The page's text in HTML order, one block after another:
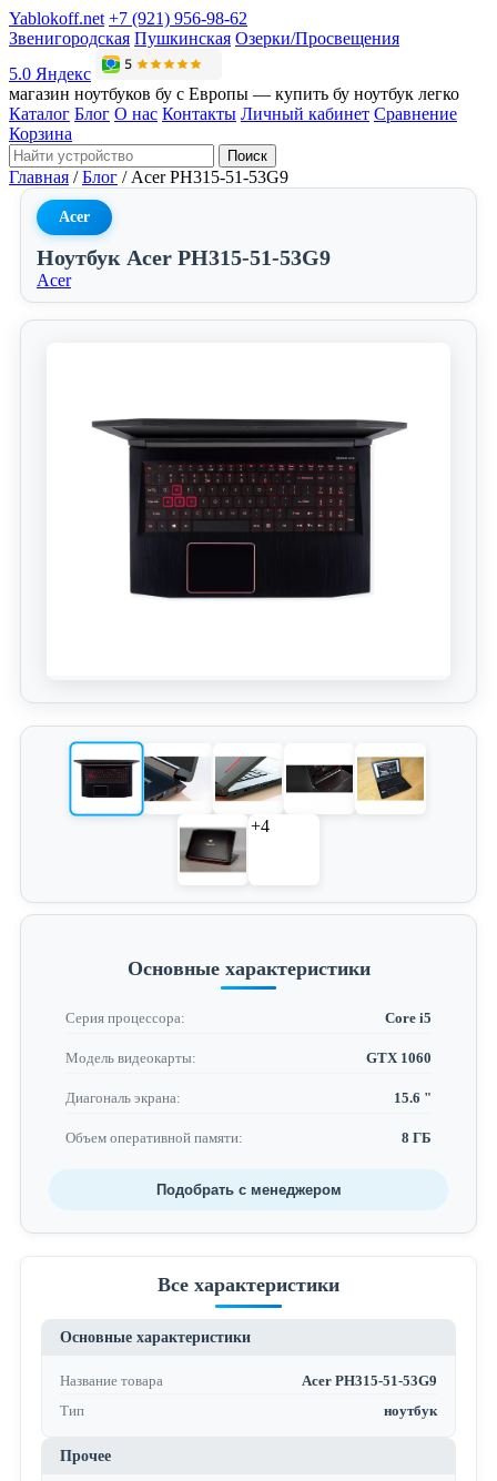
Yablokoff.net +7 (921) 956-98-62
Звенигородская Пушкинская Озерки/Просвещения
5.0 Яндекс
магазин ноутбуков бу с Европы — купить бу ноутбук легко
Каталог Блог О нас Контакты Личный кабинет Сравнение
Корзина
Поиск
Главная / Блог / Acer PH315-51-53G9
Acer
Ноутбук Acer PH315-51-53G9
Acer
+4
Основные характеристики
Серия процессора: Core i5
Модель видеокарты: GTX 1060
Диагональ экрана: 15.6 "
Объем оперативной памяти: 8 ГБ
Подобрать с менеджером
Все характеристики
Основные характеристики
Название товара
Acer PH315-51-53G9
Тип
ноутбук
Прочее